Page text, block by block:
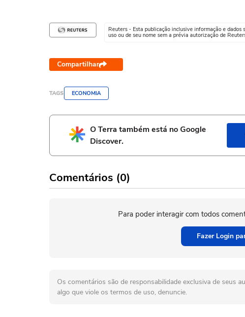
Reuters - Esta publicação inclusive informação e
uso ou de seu nome sem a prévia autorização de
Compartilhar
TAGS ECONOMIA
O Terra também está no Google
Discover.
Comentários (0)
Para poder interagir com todos
Fazer Login
Os comentários são de responsabilidade exclusiva de seus
algo que viole os termos de uso, denuncie.